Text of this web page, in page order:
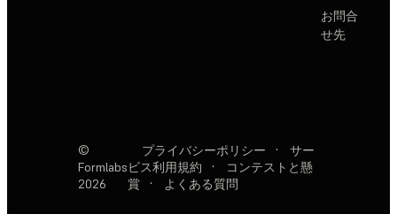
お問合
せ先
©
Formlabs
2026
プライバシーポリシー ·
サー
ビス利用規約
·
コンテストと懸
賞
· よくある質問